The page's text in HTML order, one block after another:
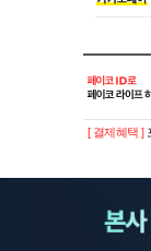
[ 결제혜택 ]